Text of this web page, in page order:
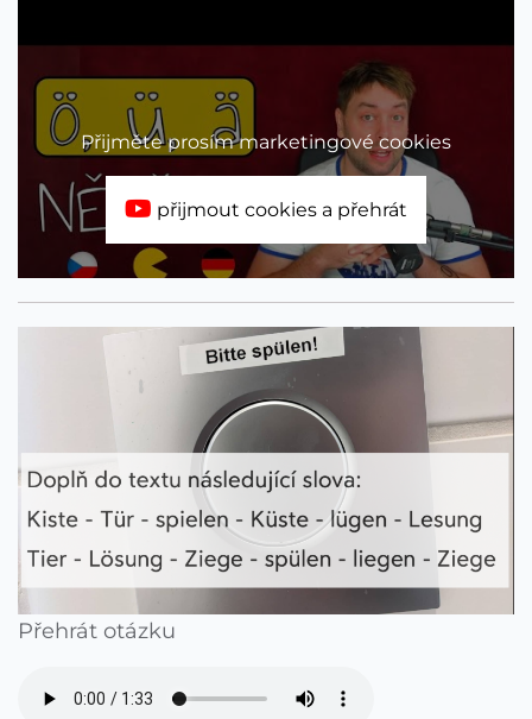
Přijměte prosím marketingové cookies
přijmout cookies a přehrát
Přehrát otázku